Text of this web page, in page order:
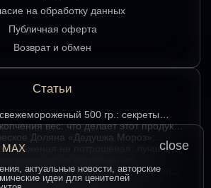
на обработку данных
Публичная оферта
Возврат и обмен
Статьи
500 гр.: секреты
способы подачи
вес: что делает этот продукт
ценителейДоляна «Дедушка Мороз»:
стола в ярком красном цвете
не потрошеная: лучшие
сочетания для насыщенного вкуса
не потрошеная:
и использования в кулинарии
надёжный помощник в сохранении
хранениярыб Exclusive 50 гр.:
close
МАХ
актуальные новости, авторские
идеи для ценителей